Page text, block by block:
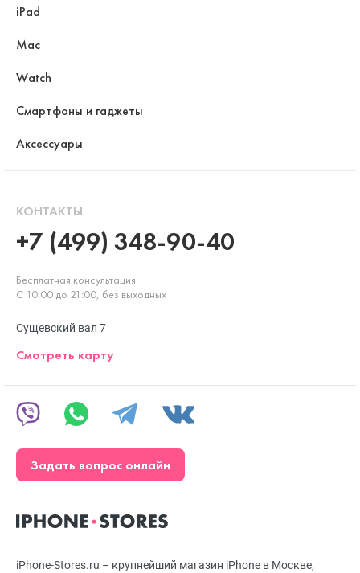
iPhone-Stores.ru – крупнейший магазин iPhone в Москве,
iPad
Mac
Watch
Смартфоны и гаджеты
Аксессуары
КОНТАКТЫ
+7 (499) 348-90-40
Бесплатная консультация
С 10:00 до 21:00, без выходных
Сущевский вал 7
Смотреть карту
Задать вопрос онлайн